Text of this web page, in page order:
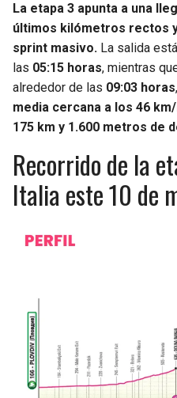
La etapa 3 apunta a una
últimos kilómetros rectos
sprint masivo. La salida
las 05:15 horas, mientras
alrededor de las 09:03 horas
media cercana a los 46
175 km y 1.600 metros de
Recorrido de la
Italia este 10 de